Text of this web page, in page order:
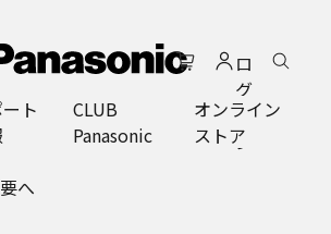
ロ
グ
イ
ン
ト
CLUB
Panasonic
オンライン
ストア
へ